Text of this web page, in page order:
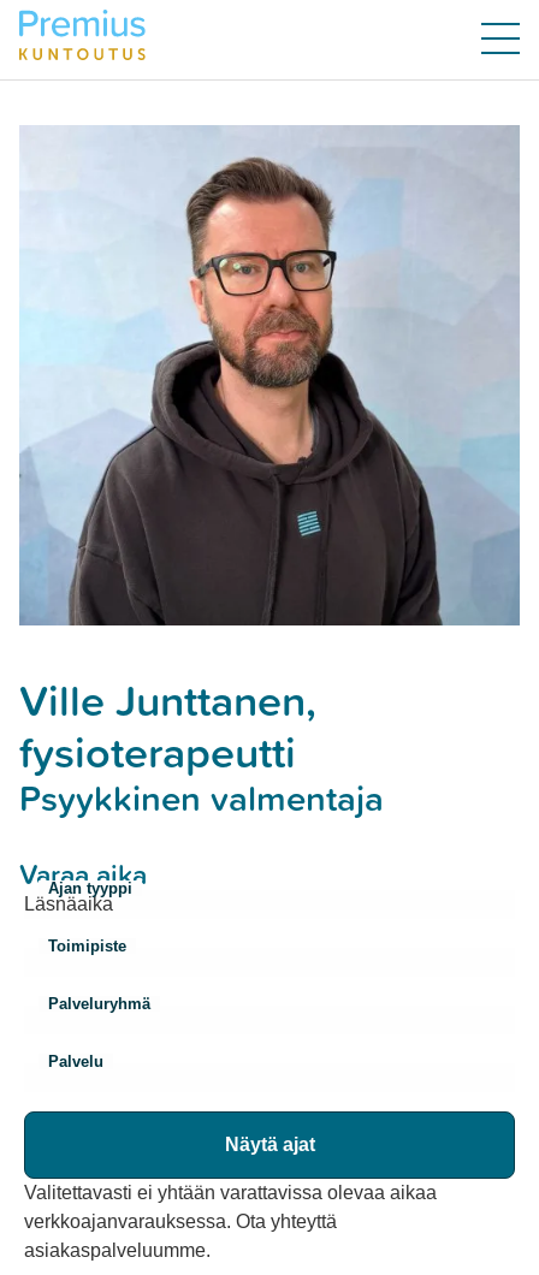
Ville Junttanen,
fysioterapeutti
Psyykkinen valmentaja
Varaa aika
Ajan tyyppi
Toimipiste
Palveluryhmä
Palvelu
Näytä ajat
Valitettavasti ei yhtään varattavissa olevaa aikaa
verkkoajanvarauksessa. Ota yhteyttä
asiakaspalveluumme.